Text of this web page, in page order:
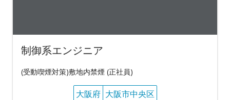
制御系エンジニア
(受動喫煙対策)敷地内禁煙 (正社員)
大阪府 大阪市中央区